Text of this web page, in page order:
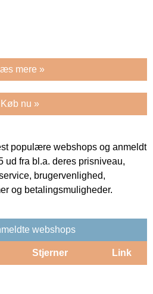
mere »
Køb nu »
populære webshops og anmeldt
ud fra bl.a. deres prisniveau,
brugervenlighed,
og betalingsmuligheder.
webshops
Stjerner Link